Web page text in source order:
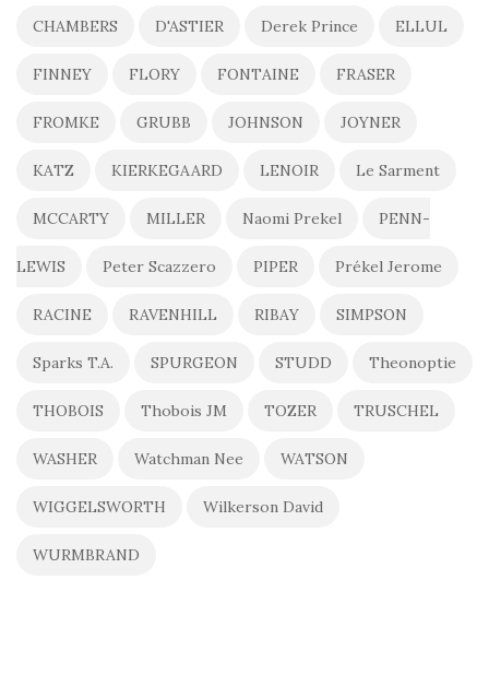
CHAMBERS D'ASTIER Derek Prince ELLUL
FINNEY FLORY FONTAINE FRASER
FROMKE GRUBB JOHNSON JOYNER
KATZ KIERKEGAARD LENOIR Le Sarment
MCCARTY MILLER Naomi Prekel PENN-
LEWIS Peter Scazzero PIPER Prékel Jerome
RACINE RAVENHILL RIBAY SIMPSON
Sparks T.A. SPURGEON STUDD Theonoptie
THOBOIS Thobois JM TOZER TRUSCHEL
WASHER Watchman Nee WATSON
WIGGELSWORTH Wilkerson David
WURMBRAND